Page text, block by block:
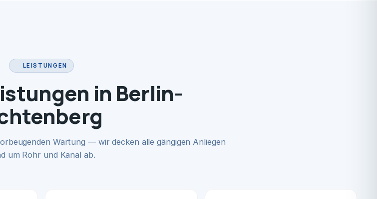
LEISTUNGEN
in Berlin-
Wartung — wir decken alle gängigen Anliegen
um Rohr und Kanal ab.